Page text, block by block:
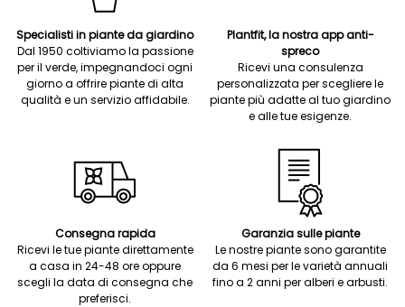
Specialisti in piante da giardino
Dal 1950 coltiviamo la passione
per il verde, impegnandoci ogni
giorno a offrire piante di alta
qualità e un servizio affidabile.
Plantfit, la nostra app anti-
spreco
Ricevi una consulenza
personalizzata per scegliere le
piante più adatte al tuo giardino
e alle tue esigenze.
Consegna rapida
Ricevi le tue piante direttamente
a casa in 24-48 ore oppure
scegli la data di consegna che
preferisci.
Garanzia sulle piante
Le nostre piante sono garantite
da 6 mesi per le varietà annuali
fino a 2 anni per alberi e arbusti.